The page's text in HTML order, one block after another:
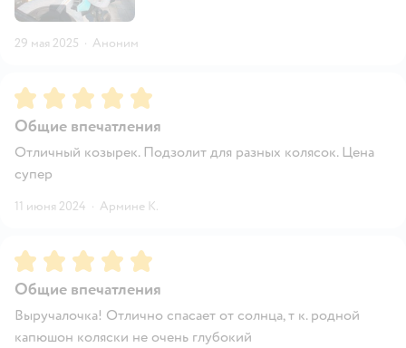
29 мая 2025 · Аноним
Рейтинг:5
Общие впечатления
Отличный козырек. Подзолит для разных колясок. Цена
супер
11 июня 2024 · Армине К.
Рейтинг:5
Общие впечатления
Выручалочка! Отлично спасает от солнца, т к. родной
капюшон коляски не очень глубокий